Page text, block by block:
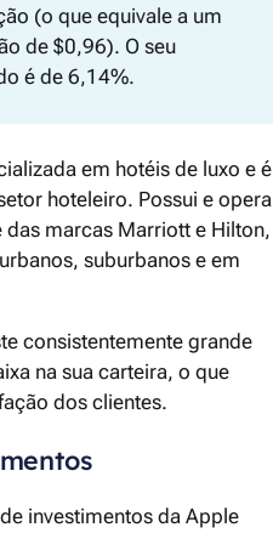
(o que equivale a um
de $0,96). O seu
é de 6,14%.
em hotéis de luxo e é
hoteleiro. Possui e opera
marcas Marriott e Hilton,
suburbanos e em
consistentemente grande
na sua carteira, o que
dos clientes.
investimentos da Apple